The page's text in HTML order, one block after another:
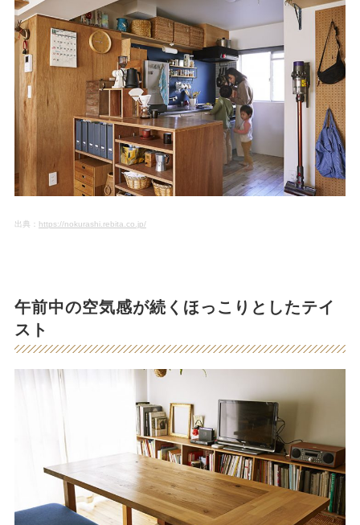
出典： https://nokurashi.rebita.co.jp/
午前中の空気感が続くほっこりとしたテイ
スト